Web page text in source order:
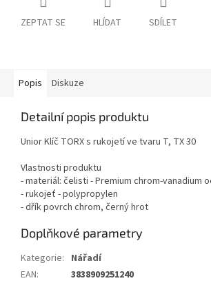
ZEPTAT SE HLÍDAT SDÍLET
Popis Diskuze
Detailní popis produktu
Unior Klíč TORX s rukojetí ve tvaru T, TX 30
Vlastnosti produktu
- materiál: čelisti - Premium chrom-vanadium
- rukojeť - polypropylen
- dřík povrch chrom, černý hrot
Doplňkové parametry
Kategorie: Nářadí
EAN: 3838909251240